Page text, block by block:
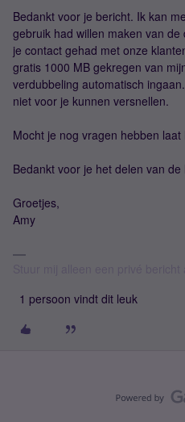
Bedankt voor je bericht. Ik kan
gebruik had willen maken van
je contact gehad met onze
gratis 1000 MB gekregen van
verdubbeling automatisch
niet voor je kunnen versnellen.
Mocht je nog vragen hebben
Bedankt voor je het delen van de
Groetjes,
Amy
1 persoon vindt dit leuk